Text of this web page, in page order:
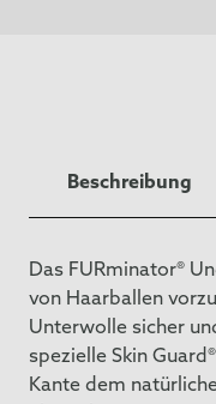
Beschreibung
Das FURminator®
von Haarballen
Unterwolle sicher
spezielle Skin
Kante dem